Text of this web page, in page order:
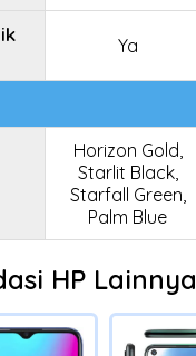
Ya
Horizon Gold,
Starlit Black,
Starfall Green,
Palm Blue
HP Lainnya